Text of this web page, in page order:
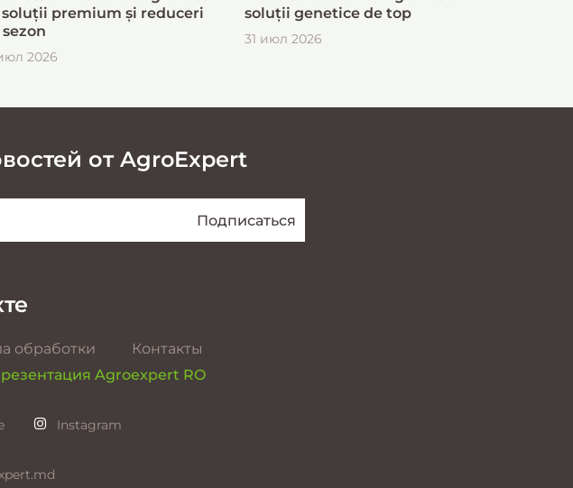
soluții premium și reduceri
2026
soluții genetice de top
31 июл 2026
от AgroExpert
обработки
Контакты
Agroexpert RO
Instagram